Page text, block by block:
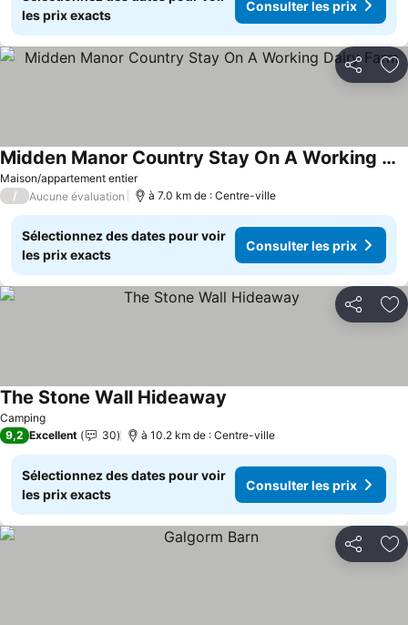
les prix exacts
Consulter les prix
Partager
Maison/appartement entier
Midden Manor Country Stay On A Working Dairy Farm
/ Aucune évaluation à 7.0 km de : Centre-ville
Sélectionnez des dates pour voir
les prix exacts
Consulter les prix
Partager
Camping
The Stone Wall Hideaway
9,2 Excellent 30 à 10.2 km de : Centre-ville
Sélectionnez des dates pour voir
les prix exacts
Consulter les prix
Partager